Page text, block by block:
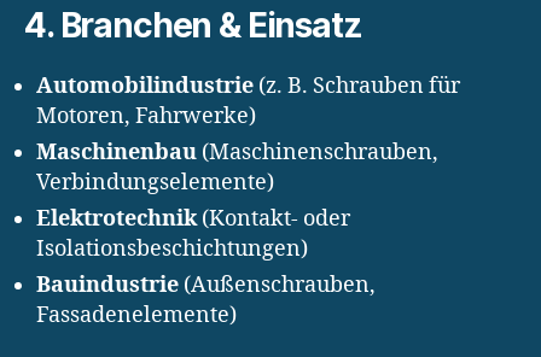
4. Branchen & Einsatz
Automobilindustrie (z. B. Schrauben für
Motoren, Fahrwerke)
Maschinenbau (Maschinenschrauben,
Verbindungselemente)
Elektrotechnik(Kontakt- oder
Isolationsbeschichtungen)
Bauindustrie (Außenschrauben,
Fassadenelemente)